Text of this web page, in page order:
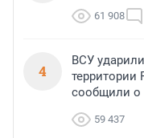
61 908
4
ВСУ
территории
сообщили о
59 437